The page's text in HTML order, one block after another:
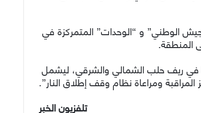
الوطني” و “الوحدات” المتمركزة في
المنطقة.
ريف حلب الشمالي والشرقي، ليشمل
ومراعاة نظام وقف إطلاق النار”.
تلفزيون الخبر